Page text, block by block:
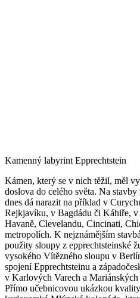
Kamenný labyrint Epprechtstein
Kámen, který se v nich těžil, měl
doslova do celého světa. Na
dnes dá narazit na příklad v
Rejkjavíku, v Bagdádu či Káhiře,
Havaně, Clevelandu, Cincinati,
metropolích. K nejznámějším
použity sloupy z epprechtsteinské
vysokého Vítězného sloupu v
spojení Epprechtsteinu a
v Karlových Varech a
Přímo učebnicovou ukázkou